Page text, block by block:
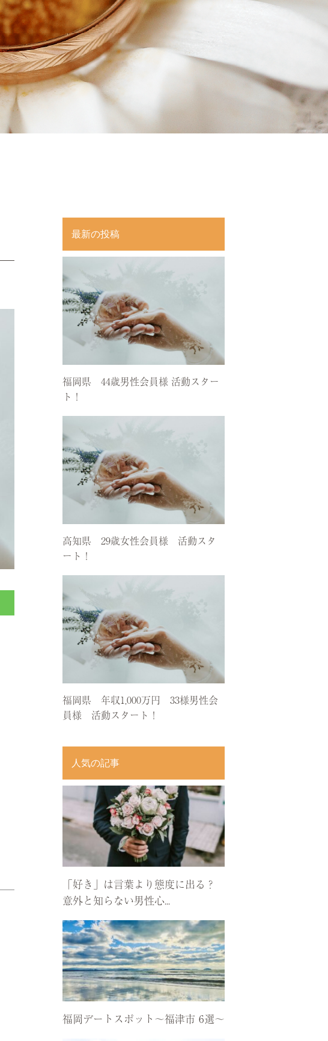
最新の投稿
福岡県 44歳男性会員様 活動スター
ト！
高知県 29歳女性会員様 活動スタ
ート！
福岡県 年収1,000万円 33様男性会
員様 活動スタート！
人気の記事
「好き」は言葉より態度に出る？
意外と知らない男性心...
福岡デートスポット〜福津市 6選〜